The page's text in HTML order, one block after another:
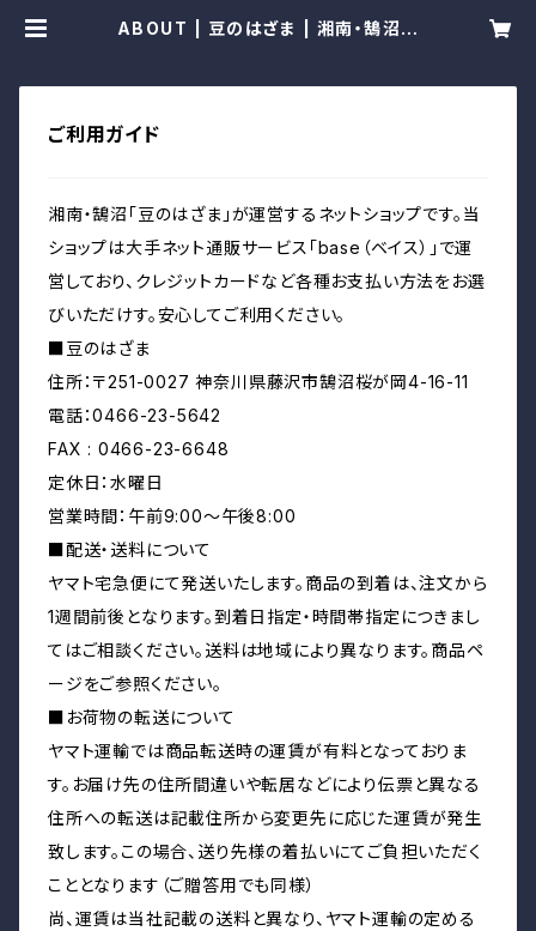
ABOUT | 豆のはざま | 湘南・鵠沼の
ご利用ガイド
湘南・鵠沼「豆のはざま」が運営するネットショップです。当
ショップは大手ネット通販サービス「base（ベイス）」で運
営しており、クレジットカードなど各種お支払い方法をお選
びいただけす。安心してご利用ください。
■豆のはざま
住所：〒251-0027 神奈川県藤沢市鵠沼桜が岡4-16-11
電話：0466-23-5642
FAX : 0466-23-6648
定休日：水曜日
営業時間：午前9:00～午後8:00
■配送・送料について
ヤマト宅急便にて発送いたします。商品の到着は、注文から
1週間前後となります。到着日指定・時間帯指定につきまし
てはご相談ください。送料は地域により異なります。商品ペ
ージをご参照ください。
■お荷物の転送について
ヤマト運輸では商品転送時の運賃が有料となっておりま
す。お届け先の住所間違いや転居などにより伝票と異なる
住所への転送は記載住所から変更先に応じた運賃が発生
致します。この場合、送り先様の着払いにてご負担いただく
こととなります（ご贈答用でも同様）
尚、運賃は当社記載の送料と異なり、ヤマト運輸の定める